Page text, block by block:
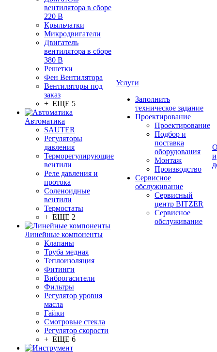
вентилятора в сборе
220 В
Крыльчатки
Микродвигатели
Двигатель
вентилятора в сборе
380 В
Решетки
Фен Вентилятора
Вентиляторы под
заказ
+ ЕЩЕ 5
Автоматика
SAUTER
Регуляторы
давления
Терморегулирующие
вентили
Реле давления и
протока
Соленоидные
вентили
Термостаты
+ ЕЩЕ 2
Линейные компоненты
Клапаны
Труба медная
Теплоизоляция
Фитинги
Виброгасители
Фильтры
Регулятор уровня
масла
Гайки
Смотровые стекла
Регулятор скорости
+ ЕЩЕ 6
Услуги
Заполнить
техническое задание
Проектирование
Проектирование
Подбор и
поставка
оборудования
Монтаж
Производство
Сервисное
обслуживание
Сервисный
центр BITZER
Сервисное
обслуживание
и